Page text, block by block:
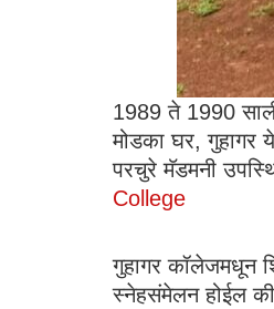
1989 ते 1990
मोडका घर, गुहागर
परचुरे मॅडमनी
College
गुहागर कॉलेजमधून
स्नेहसंमेलन होईल की